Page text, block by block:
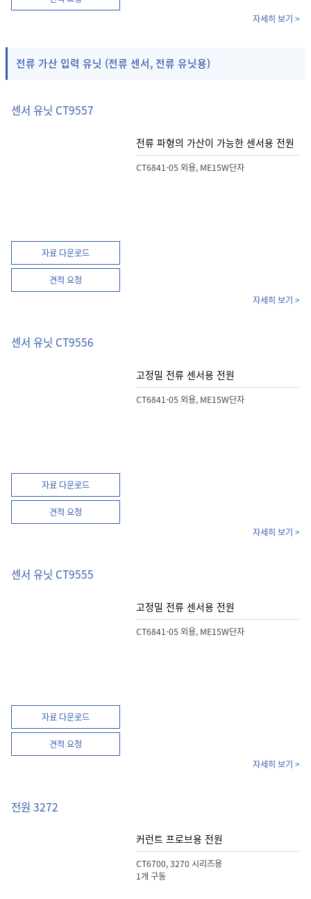
자세히 보기 >
전류 가산 입력 유닛 (전류 센서, 전류 유닛용)
센서 유닛 CT9557
자료 다운로드
견적 요청
전류 파형의 가산이 가능한 센서용 전원
CT6841-05 외용, ME15W단자
자세히 보기 >
센서 유닛 CT9556
자료 다운로드
견적 요청
고정밀 전류 센서용 전원
CT6841-05 외용, ME15W단자
자세히 보기 >
센서 유닛 CT9555
자료 다운로드
견적 요청
고정밀 전류 센서용 전원
CT6841-05 외용, ME15W단자
자세히 보기 >
전원 3272
커런트 프로브용 전원
CT6700, 3270 시리즈용
1개 구동